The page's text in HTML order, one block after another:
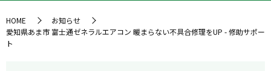
HOME
お知らせ
愛知県あま市 富士通ゼネラルエアコン 暖まらない不具合修理をUP - 修助サポー
ト